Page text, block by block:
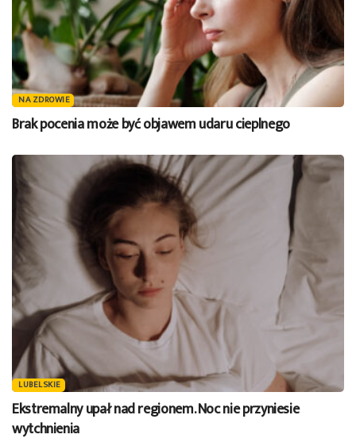
NA ZDROWIE
Brak pocenia może być objawem udaru cieplnego
LUBELSKIE
Ekstremalny upał nad regionem. Noc nie przyniesie
wytchnienia